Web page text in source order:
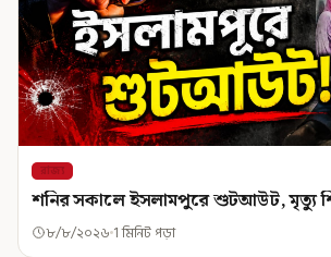
রাজ্য
শনির সকালে ইসলামপুরে শুটআউট, মৃত্যু
৮/৮/২০২৬ 1 মিনিট পড়া